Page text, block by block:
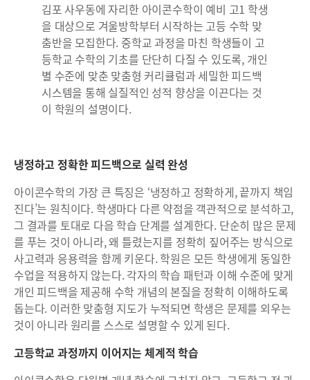
김포 사우동에 자리한 아이콘수학이 예비 고1 학생
을 대상으로 겨울방학부터 시작하는 고등 수학 맞
춤반을 모집한다. 중학교 과정을 마친 학생들이 고
등학교 수학의 기초를 단단히 다질 수 있도록, 개인
별 수준에 맞춘 맞춤형 커리큘럼과 세밀한 피드백
시스템을 통해 실질적인 성적 향상을 이끈다는 것
이 학원의 설명이다.
냉정하고 정확한 피드백으로 실력 완성
아이콘수학의 가장 큰 특징은 ‘냉정하고 정확하게, 끝까지 책임
진다’는 원칙이다. 학생마다 다른 약점을 객관적으로 분석하고,
그 결과를 토대로 다음 학습 단계를 설계한다. 단순히 많은 문제
를 푸는 것이 아니라, 왜 틀렸는지를 정확히 짚어주는 방식으로
사고력과 응용력을 함께 키운다. 학원은 모든 학생에게 동일한
수업을 적용하지 않는다. 각자의 학습 패턴과 이해 수준에 맞게
개인 피드백을 제공해 수학 개념의 본질을 정확히 이해하도록
돕는다. 이러한 맞춤형 지도가 누적되면 학생은 문제를 외우는
것이 아니라 원리를 스스로 설명할 수 있게 된다.
고등학교 과정까지 이어지는 체계적 학습